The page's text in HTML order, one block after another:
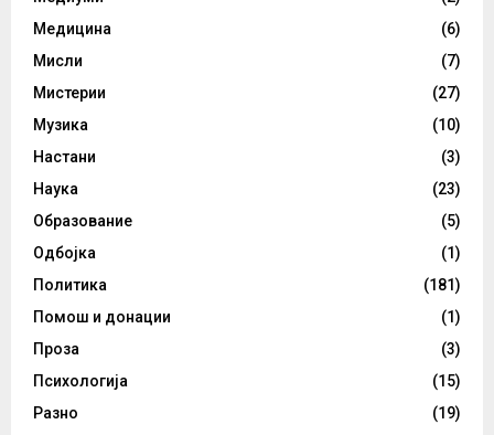
Медицина
(6)
Мисли
(7)
Мистерии
(27)
Музика
(10)
Настани
(3)
Наука
(23)
Образование
(5)
Одбојка
(1)
Политика
(181)
Помош и донации
(1)
Проза
(3)
Психологија
(15)
Разно
(19)